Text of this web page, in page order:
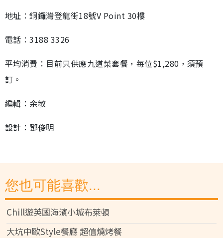
地址：銅鑼灣登龍街18號V Point 30樓
電話：3188 3326
平均消費：目前只供應九道菜套餐，每位$1,280，須預
訂。
編輯：余敏
設計：鄧俊明
您也可能喜歡...
Chill遊英國海濱小城布萊頓
大坑中歐Style餐廳 超值燒烤餐